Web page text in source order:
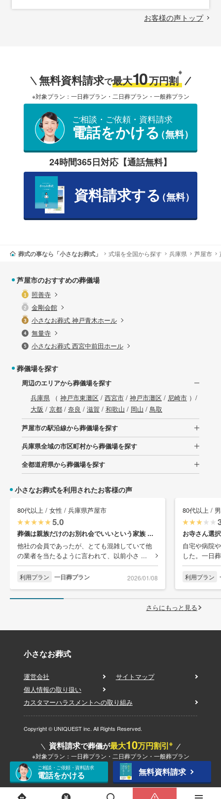
お客様の声トップ
無料資料請求で最大10万円割
※
※対象プラン：一日葬プラン・二日葬プラン・一般葬プラン
ご相談・ご依頼・資料請求
電話をかける（無料）
24時間365日対応【通話無料】
資料請求する（無料）
葬式の事なら「小さなお葬式」 式場を全国から探す 兵庫県 芦屋市
芦屋市のおすすめの葬儀場
照善寺
金剛会館
小さなお葬式 神戸青木ホール
無量寺
小さなお葬式 西宮中前田ホール
葬儀場を探す
周辺のエリアから葬儀場を探す
兵庫県（ 神戸市東灘区 / 西宮市/ 神戸市灘区 / 尼崎市）/
大阪 / 京都/ 奈良 / 滋賀 / 和歌山 / 岡山 / 鳥取
芦屋市の駅沿線から葬儀場を探す
兵庫県全域の市区町村から葬儀場を探す
全都道府県から葬儀場を探す
小さなお葬式を利用されたお客様の声
80代以上 / 女性 / 兵庫県芦屋市
5.0
葬儀は親族だけのお別れ会でいいという家族 ...
他社の会員であったが、とても混雑していて他
の業者を当たるように言われて、以前小さ ...
利用プラン 一日葬プラン 2026/01/08
80代以上 /
お寺さん選
自宅や病院
した。一日
利用プラン
さらにもっと見る
小さなお葬式
運営会社
サイトマップ
個人情報の取り扱い
カスタマーハラスメントへの取り組み
Copyright © UNIQUEST inc. All Rights Reserved.
資料請求で葬儀が最大10万円割引※
※対象プラン：一日葬プラン・二日葬プラン・一般葬プラン
ご相談・ご依頼・資料請求
電話をかける 無料資料請求